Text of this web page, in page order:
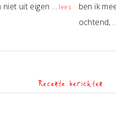
uit eigen ... lees
ben ik
ochtend,
Recente berichten